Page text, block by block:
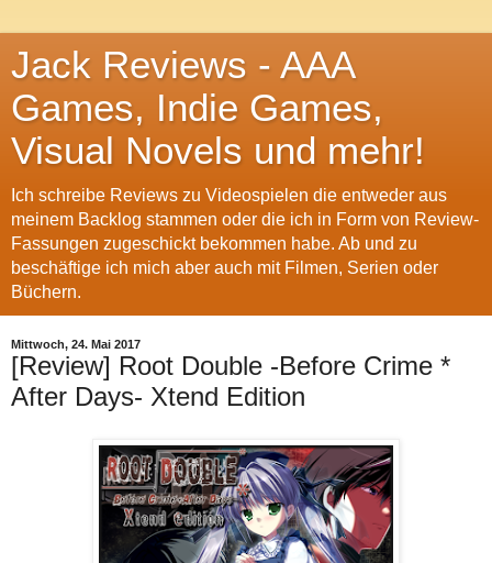
Jack Reviews - AAA
Games, Indie Games,
Visual Novels und mehr!
Ich schreibe Reviews zu Videospielen die entweder aus
meinem Backlog stammen oder die ich in Form von Review-
Fassungen zugeschickt bekommen habe. Ab und zu
beschäftige ich mich aber auch mit Filmen, Serien oder
Büchern.
Mittwoch, 24. Mai 2017
[Review] Root Double -Before Crime *
After Days- Xtend Edition